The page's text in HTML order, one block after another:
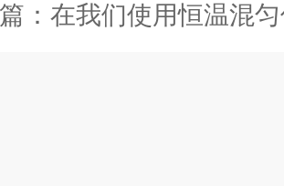
： 在我们使用恒温混匀仪